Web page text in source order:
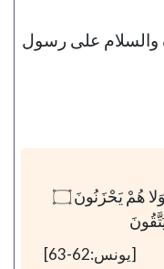
والسلام على رسول
أَلا إِنَّ أَوْلِيَاءَ اللَّهِ لا خَوْفٌ عَلَيْهِمْ وَلا هُمْ يَحْزَنُونَ ۝
[يونس:62-63]